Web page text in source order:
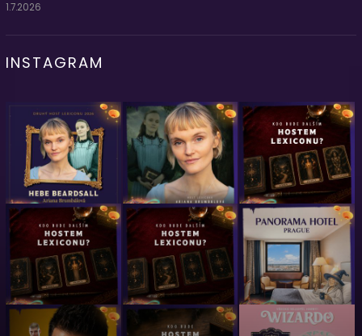
1.7.2026
INSTAGRAM